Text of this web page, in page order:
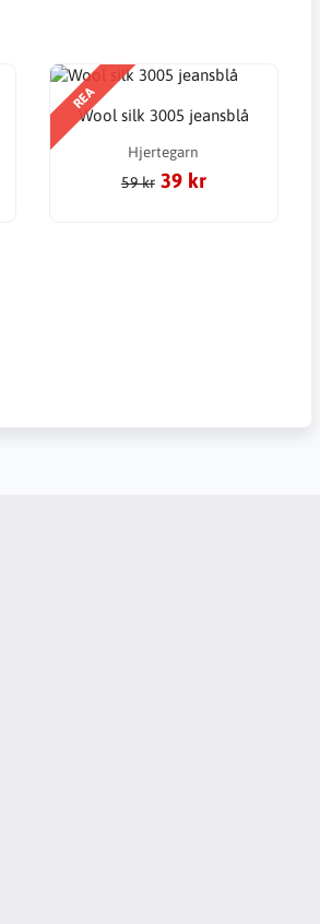
REA
Wool silk 3005 jeansblå
Hjertegarn
59 kr 39 kr